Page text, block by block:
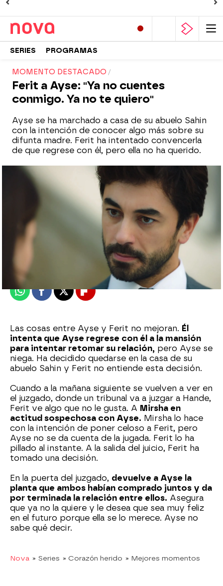
SERIES PROGRAMAS
MOMENTO DESTACADO
Ferit a Ayse: "Ya no cuentes
conmigo. Ya no te quiero"
Ayse se ha marchado a casa de su abuelo Sahin
con la intención de conocer algo más sobre su
difunta madre. Ferit ha intentado convencerla
de que regrese con él, pero ella no ha querido.
Nova
Publicado: 15 de julio de 2023, 23:03
WhatsappFacebook
X Flipboard
Las cosas entre Ayse y Ferit no mejoran. Él
intenta que Ayse regrese con él a la mansión
para intentar retomar su relación, pero Ayse se
niega. Ha decidido quedarse en la casa de su
abuelo Sahin y Ferit no entiende esta decisión.
Cuando a la mañana siguiente se vuelven a ver en
el juzgado, donde un tribunal va a juzgar a Hande,
Ferit ve algo que no le gusta. A Mirsha en
actitud sospechosa con Ayse. Mirsha lo hace
con la intención de poner celoso a Ferit, pero
Ayse no se da cuenta de la jugada. Ferit lo ha
pillado al instante. A la salida del juicio, Ferit ha
tomado una decisión.
En la puerta del juzgado, devuelve a Ayse la
planta que ambos habían comprado juntos y da
por terminada la relación entre ellos. Asegura
que ya no la quiere y le desea que sea muy feliz
en el futuro porque ella se lo merece. Ayse no
sabe qué decir.
Nova » Series » Corazón herido » Mejores momentos